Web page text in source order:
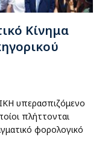
Κίνημα
υπερασπιζόμενο
πλήττονται
φορολογικό